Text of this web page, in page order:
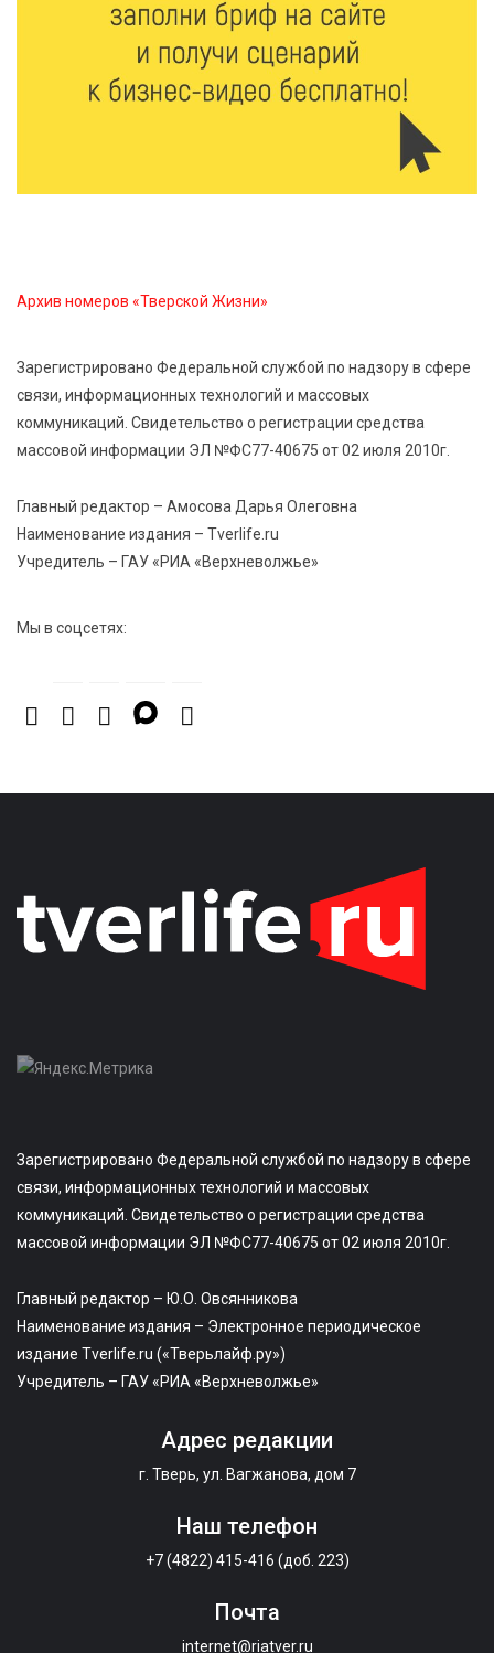
В Твери росгвардейцы отметили День
физкультурника турниром по настольному теннису
Защита с первых дней: почему так важна
вакцинация новорождённых
Виталий Королев поздравил ветерана из Твери со
100-летием
Архив номеров «Тверской Жизни»
Зарегистрировано Федеральной службой по надзору в сфере
связи, информационных технологий и массовых
коммуникаций. Свидетельство о регистрации средства
массовой информации ЭЛ №ФС77-40675 от 02 июля 2010г.
Главный редактор – Амосова Дарья Олеговна
Наименование издания – Tverlife.ru
Учредитель – ГАУ «РИА «Верхневолжье»
Мы в соцсетях:
Зарегистрировано Федеральной службой по надзору в сфере
связи, информационных технологий и массовых
коммуникаций. Свидетельство о регистрации средства
массовой информации ЭЛ №ФС77-40675 от 02 июля 2010г.
Главный редактор – Ю.О. Овсянникова
Наименование издания – Электронное периодическое
издание Tverlife.ru («Тверьлайф.ру»)
Учредитель – ГАУ «РИА «Верхневолжье»
Адрес редакции
г. Тверь, ул. Вагжанова, дом 7
Наш телефон
+7 (4822) 415-416 (доб. 223)
Почта
internet@riatver.ru